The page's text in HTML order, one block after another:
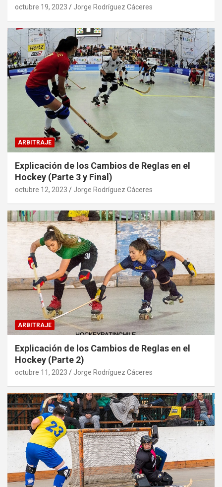
octubre 19, 2023 Jorge Rodríguez Cáceres
ARBITRAJE
Explicación de los Cambios de Reglas en el
Hockey (Parte 3 y Final)
octubre 12, 2023 Jorge Rodríguez Cáceres
ARBITRAJE
Explicación de los Cambios de Reglas en el
Hockey (Parte 2)
octubre 11, 2023 Jorge Rodríguez Cáceres